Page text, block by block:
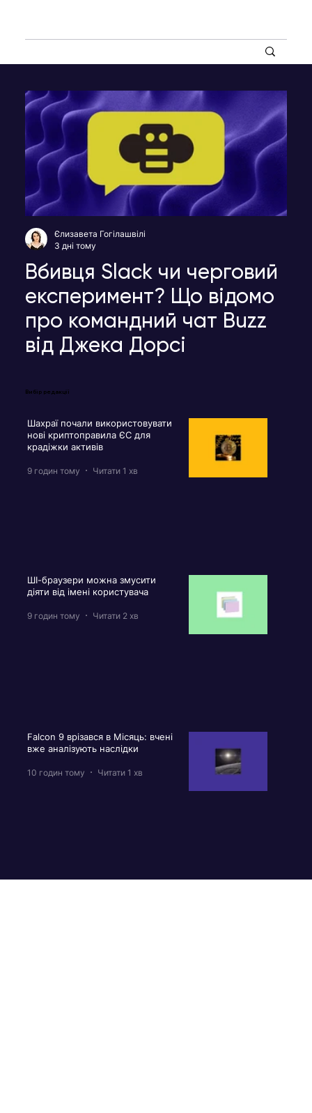
Вбивця Slack чи черговий
експеримент? Що відомо
про командний чат Buzz
від Джека Дорсі
Єлизавета Гогілашвілі
3 дні тому
Вибір редакції
Шахраї почали використовувати
нові криптоправила ЄС для
крадіжки активів
9 годин тому Читати 1 хв
ШІ-браузери можна змусити
діяти від імені користувача
9 годин тому Читати 2 хв
Falcon 9 врізався в Місяць: вчені
вже аналізують наслідки
10 годин тому Читати 1 хв